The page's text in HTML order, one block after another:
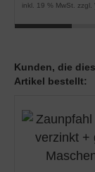
inkl. 19 % MwSt. zzgl.
Kunden, die
Artikel bestellt: